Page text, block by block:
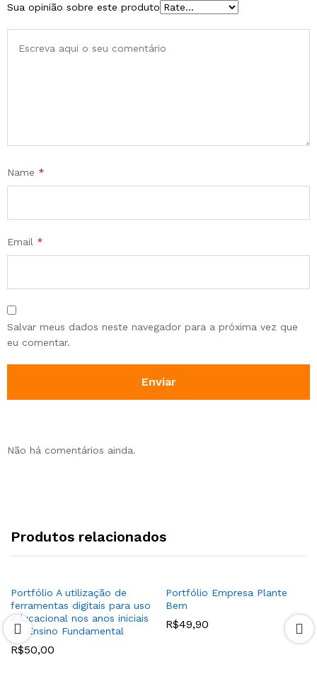
Sua opinião sobre este produto
Name *
Email *
Salvar meus dados neste navegador para a próxima vez que
eu comentar.
Não há comentários ainda.
Produtos relacionados
Portfólio A utilização de
ferramentas digitais para uso
educacional nos anos iniciais
do Ensino Fundamental
R$50,00
Portfólio Empresa Plante
Bem
R$49,90